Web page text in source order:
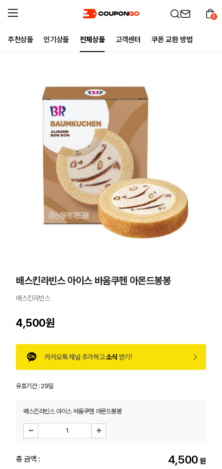
추천상품 인기상품 전체상품 고객센터 쿠폰 교환 방법
0
배스킨라빈스 아이스 바움쿠헨 아몬드봉봉
배스킨라빈스
4,500원
카카오톡 채널 추가하고소식 받기!
유효기간 :29일
배스킨라빈스 아이스 바움쿠헨 아몬드봉봉
총 금액 : 4,500 원